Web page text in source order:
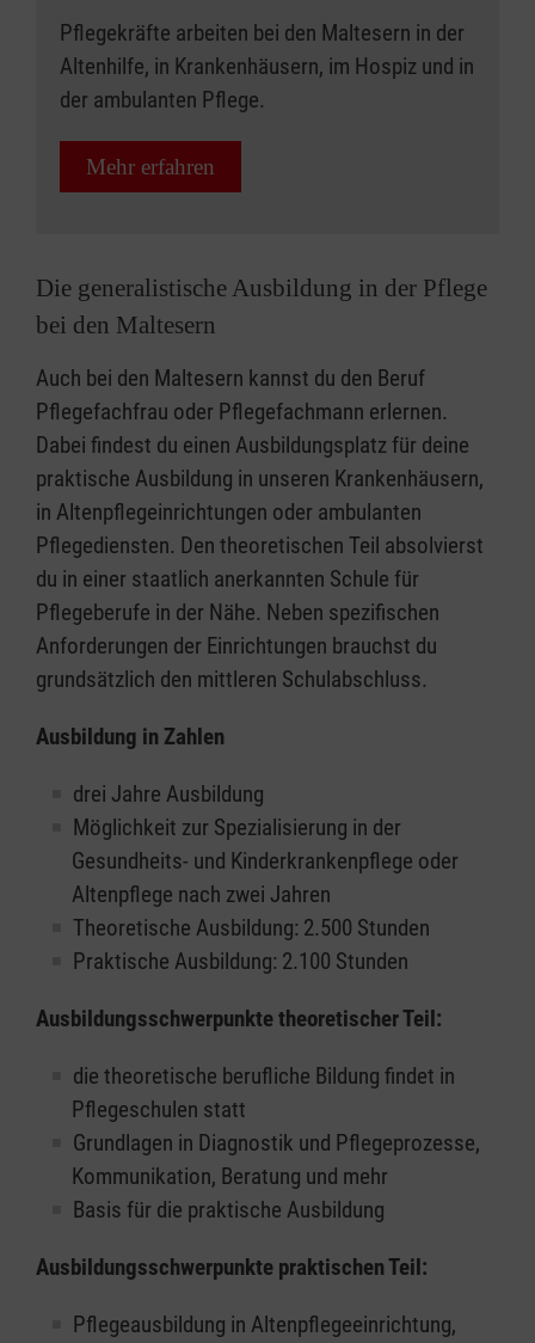
Pflegekräfte arbeiten bei den Maltesern in der
Altenhilfe, in Krankenhäusern, im Hospiz und in
der ambulanten Pflege.
Mehr erfahren
Die generalistische Ausbildung in der Pflege
bei den Maltesern
Auch bei den Maltesern kannst du den Beruf
Pflegefachfrau oder Pflegefachmann erlernen.
Dabei findest du einen Ausbildungsplatz für deine
praktische Ausbildung in unseren Krankenhäusern,
in Altenpflegeinrichtungen oder ambulanten
Pflegediensten. Den theoretischen Teil absolvierst
du in einer staatlich anerkannten Schule für
Pflegeberufe in der Nähe. Neben spezifischen
Anforderungen der Einrichtungen brauchst du
grundsätzlich den mittleren Schulabschluss.
Ausbildung in Zahlen
drei Jahre Ausbildung
Möglichkeit zur Spezialisierung in der
Gesundheits- und Kinderkrankenpflege oder
Altenpflege nach zwei Jahren
Theoretische Ausbildung: 2.500 Stunden
Praktische Ausbildung: 2.100 Stunden
Ausbildungsschwerpunkte theoretischer Teil:
die theoretische berufliche Bildung findet in
Pflegeschulen statt
Grundlagen in Diagnostik und Pflegeprozesse,
Kommunikation, Beratung und mehr
Basis für die praktische Ausbildung
Ausbildungsschwerpunkte praktischen Teil:
Pflegeausbildung in Altenpflegeeinrichtung,